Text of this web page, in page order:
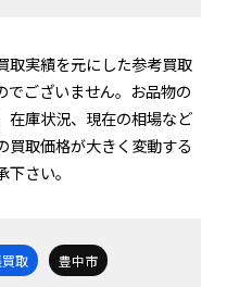
実績を元にした参考買取
でございません。お品物の
在庫状況、現在の相場など
買取価格が大きく変動する
さい。
取 豊中市